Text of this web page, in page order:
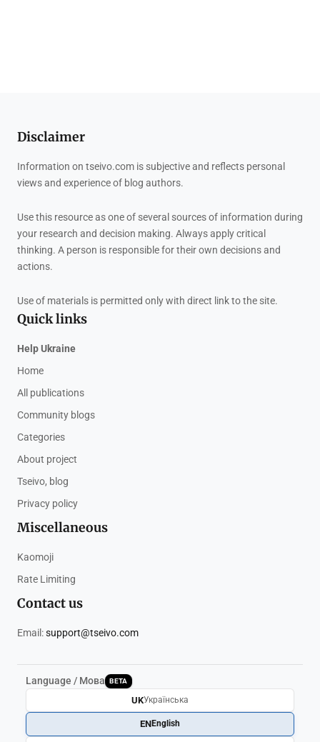
Disclaimer
Information on tseivo.com is subjective and reflects personal
views and experience of blog authors.
Use this resource as one of several sources of information during
your research and decision making. Always apply critical
thinking. A person is responsible for their own decisions and
actions.
Use of materials is permitted only with direct link to the site.
Quick links
Help Ukraine
Home
All publications
Community blogs
Categories
About project
Tseivo, blog
Privacy policy
Miscellaneous
Kaomoji
Rate Limiting
Contact us
Email:support@tseivo.com
Language / Мова BETA
UKУкраїнська
ENEnglish